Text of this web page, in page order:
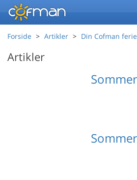
Forside Artikler Din Cofman ferie
Artikler